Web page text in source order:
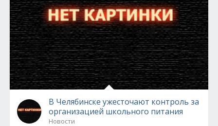
В Челябинске ужесточают контроль за
организацией школьного питания
Новости